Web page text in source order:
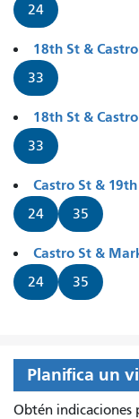
24
18th St &
33
18th St &
33
Castro St &
24 35
Castro St &
24 35
Planifica un
Obtén indicaciones